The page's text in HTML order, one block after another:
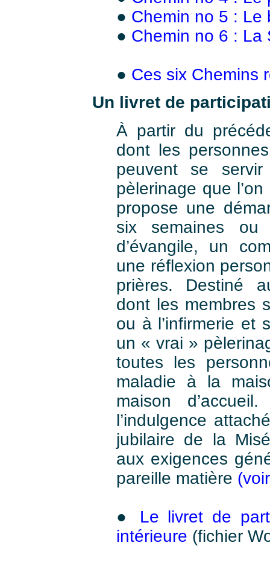
● Chemin no 5 : Le
● Chemin no 6 : La
● Ces six Chemins
Un livret de
À partir du
dont les
peuvent se
pèlerinage que
propose une
six semaines
d’évangile, un
une réflexion
prières. Destiné
dont les membres
ou à l’infirmerie et
un « vrai »
toutes les
maladie à la
maison
l’indulgence
jubilaire de la
aux exigences
pareille matière
● Le livret de
intérieure (fichier